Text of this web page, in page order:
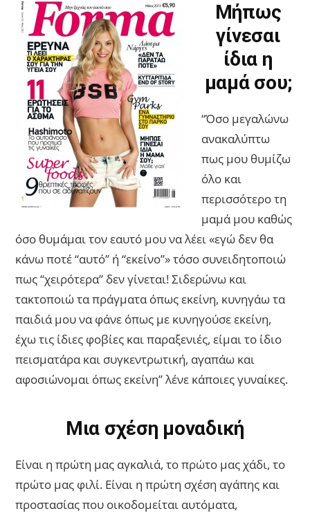
Μήπως
γίνεσαι
ίδια η
μαμά σου;
“Όσο μεγαλώνω
ανακαλύπτω
πως μου θυμίζω
όλο και
περισσότερο τη
μαμά μου καθώς
όσο θυμάμαι τον εαυτό μου να λέει «εγώ δεν θα
κάνω ποτέ “αυτό” ή “εκείνο”» τόσο συνειδητοποιώ
πως “χειρότερα” δεν γίνεται! Σιδερώνω και
τακτοποιώ τα πράγματα όπως εκείνη, κυνηγάω τα
παιδιά μου να φάνε όπως με κυνηγούσε εκείνη,
έχω τις ίδιες φοβίες και παραξενιές, είμαι το ίδιο
πεισματάρα και συγκεντρωτική, αγαπάω και
αφοσιώνομαι όπως εκείνη” λένε κάποιες γυναίκες.
Μια σχέση μοναδική
Είναι η πρώτη μας αγκαλιά, το πρώτο μας χάδι, το
πρώτο μας φιλί. Είναι η πρώτη σχέση αγάπης και
προστασίας που οικοδομείται αυτόματα,